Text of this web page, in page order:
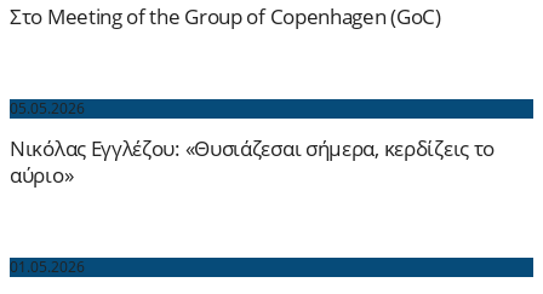
Στο Meeting of the Group of Copenhagen (GoC)
05.05.2026
Νικόλας Εγγλέζου: «Θυσιάζεσαι σήμερα, κερδίζεις το
αύριο»
01.05.2026